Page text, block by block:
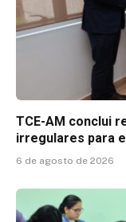
TCE-AM conclui
irregulares para
6 de agosto de 2026